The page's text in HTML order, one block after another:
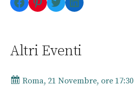
Altri Eventi
Roma, 21 Novembre, ore 17:30